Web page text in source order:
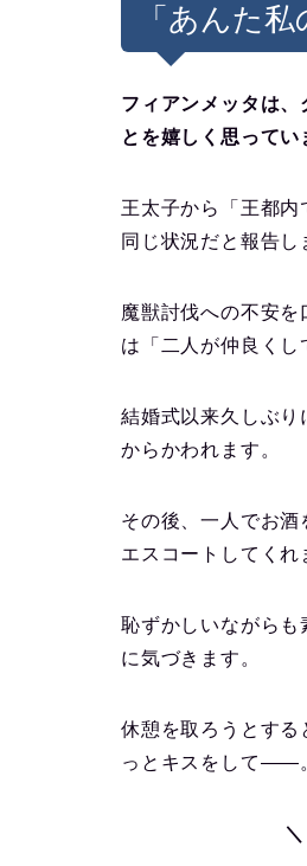
「あんた
フィアンメッタは
とを嬉しく思ってい
王太子から「王都
同じ状況だと報告し
魔獣討伐への不安
は「二人が仲良くし
結婚式以来久しぶり
からかわれます。
その後、一人でお
エスコートしてくれ
恥ずかしいながらも
に気づきます。
休憩を取ろうとする
っとキスをして――